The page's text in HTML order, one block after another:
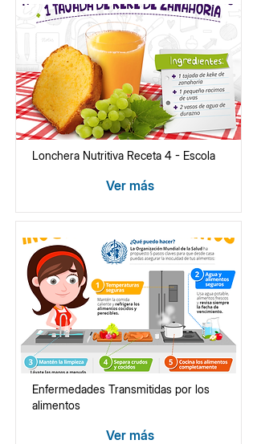
Lonchera Nutritiva Receta 4 - Escola
Ver más
Enfermedades Transmitidas por los
alimentos
Ver más